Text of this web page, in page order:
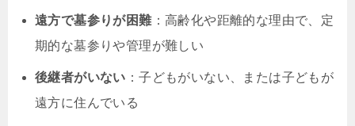
遠方で墓参りが困難：高齢化や距離的な理由で、定
期的な墓参りや管理が難しい
後継者がいない ：子どもがいない、または子どもが
遠方に住んでいる